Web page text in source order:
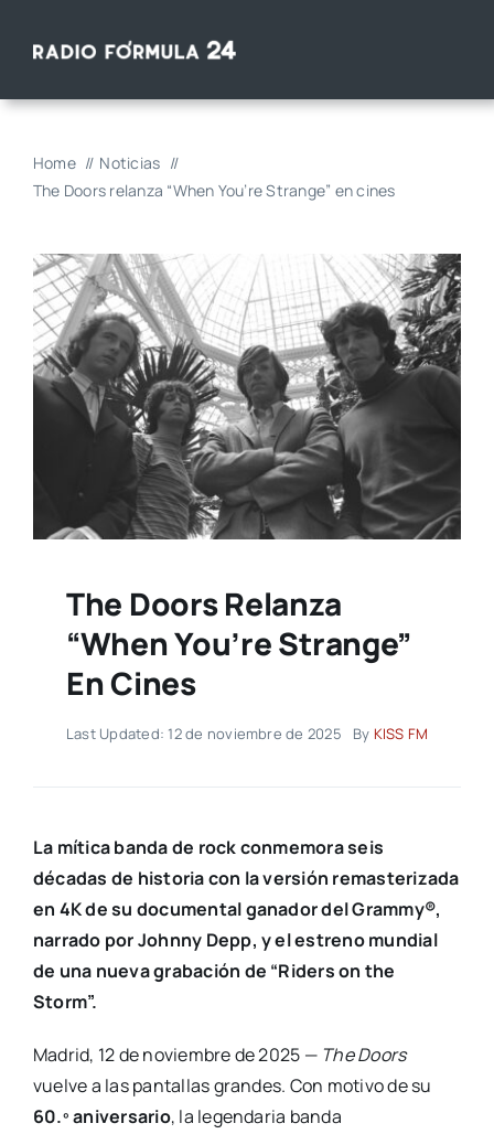
Home
Noticias
The Doors relanza “When You’re Strange” en cines
The Doors Relanza
“When You’re Strange”
En Cines
Last Updated: 12 de noviembre de 2025 By KISS FM
La mítica banda de rock conmemora seis
décadas de historia con la versión remasterizada
en 4K de su documental ganador del Grammy®,
narrado por Johnny Depp, y el estreno mundial
de una nueva grabación de “Riders on the
Storm”.
Madrid, 12 de noviembre de 2025 — The Doors
vuelve a las pantallas grandes. Con motivo de su
60.º aniversario, la legendaria banda